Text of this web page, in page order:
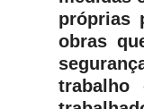
próprias
obras
trabalho